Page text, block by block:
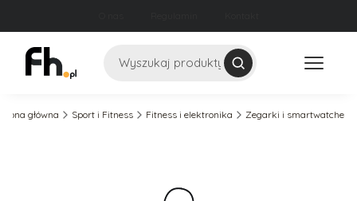
Szukaj
główna Sport i Fitness Fitness i elektronika Zegarki i smartwatche